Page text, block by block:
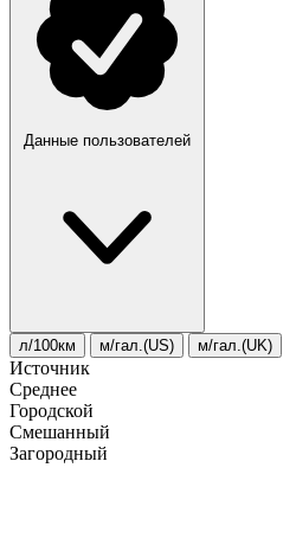
Данные пользователей
л/100км м/гал.(US) м/гал.(UK)
Источник
Среднее
Городской
Смешанный
Загородный